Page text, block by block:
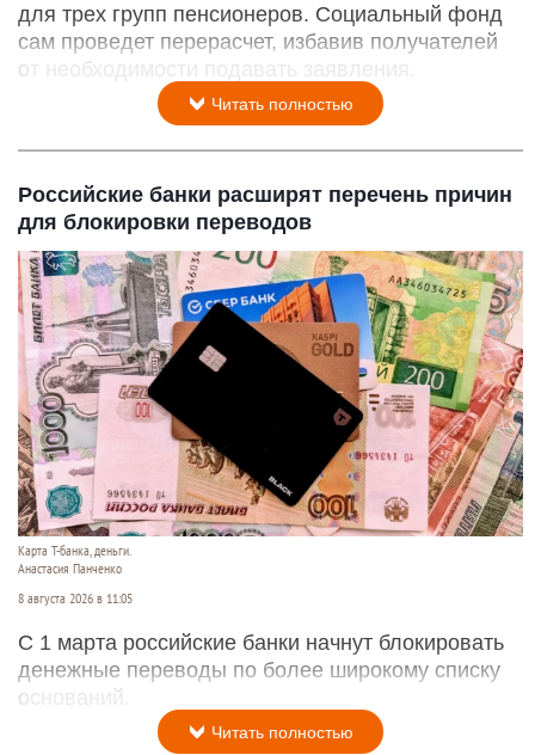
для трех групп пенсионеров. Социальный фонд
сам проведет перерасчет, избавив получателей
от необходимости подавать заявления.
Читать полностью
Российские банки расширят перечень причин
для блокировки переводов
Карта Т-банка, деньги.
Анастасия Панченко
8 августа 2026 в 11:05
С 1 марта российские банки начнут блокировать
денежные переводы по более широкому списку
оснований.
Читать полностью